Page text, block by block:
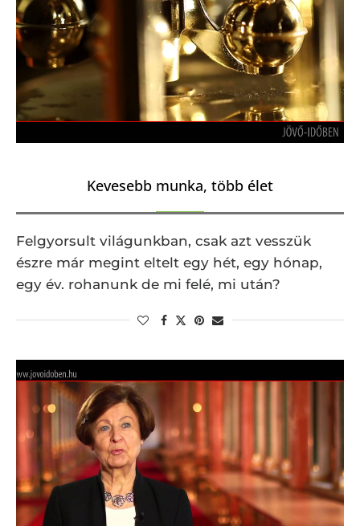
Kevesebb munka, több élet
Felgyorsult világunkban, csak azt vesszük
észre már megint eltelt egy hét, egy hónap,
egy év. rohanunk de mi felé, mi után?